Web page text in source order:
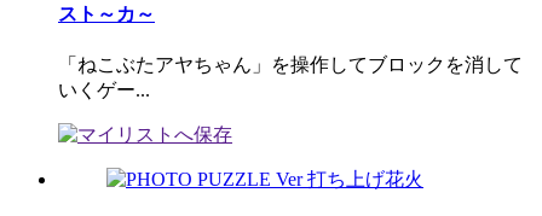
スト～カ～
「ねこぶたアヤちゃん」を操作してブロックを消して
いくゲー...